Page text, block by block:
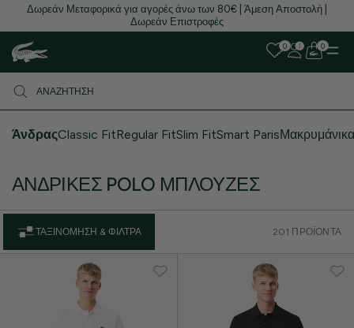
Δωρεάν Μεταφορικά για αγορές άνω των 80€ | Άμεση Αποστολή |
Δωρεάν Επιστροφές
0 0
ΆνδραςClassic FitRegular FitSlim FitSmart ParisΜακρυμάνικα
ΑΝΔΡΙΚΈΣ POLO ΜΠΛΟΎΖΕΣ
ΤΑΞΙΝΌΜΗΣΗ & ΦΊΛΤΡΑ 201 ΠΡΟΪΌΝΤΑ